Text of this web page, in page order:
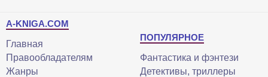
A-KNIGA.COM
Главная
Правообладателям
Жанры
ПОПУЛЯРНОЕ
Фантастика и фэнтези
Детективы, триллеры